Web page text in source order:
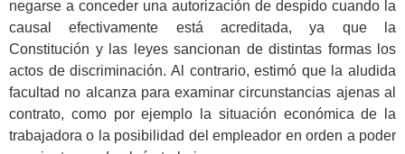
negarse a conceder una autorización de despido cuando la
causal efectivamente está acreditada, ya que la
Constitución y las leyes sancionan de distintas formas los
actos de discriminación. Al contrario, estimó que la aludida
facultad no alcanza para examinar circunstancias ajenas al
contrato, como por ejemplo la situación económica de la
trabajadora o la posibilidad del empleador en orden a poder